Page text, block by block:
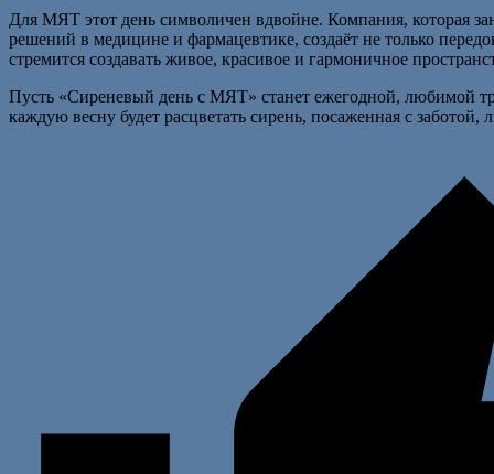
Для МЯТ этот день символичен вдвойне. Компания, которая
решений в медицине и фармацевтике, создаёт не только
стремится создавать живое, красивое и гармоничное
Пусть «Сиреневый день с МЯТ» станет ежегодной, любимой
каждую весну будет расцветать сирень, посаженная с